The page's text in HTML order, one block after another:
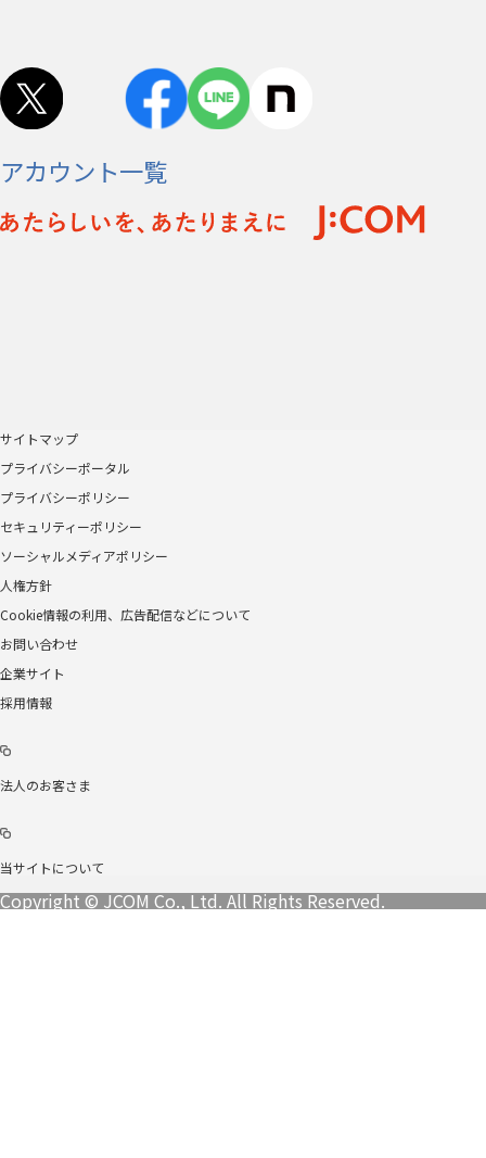
アカウント一覧
サイトマップ
プライバシーポータル
プライバシーポリシー
セキュリティーポリシー
ソーシャルメディアポリシー
人権方針
Cookie情報の利用、広告配信などについて
お問い合わせ
企業サイト
採用情報
法人のお客さま
当サイトについて
Copyright © JCOM Co., Ltd. All Rights Reserved.